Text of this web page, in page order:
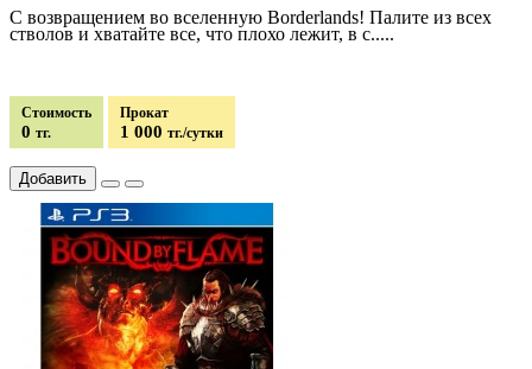
С возвращением во вселенную Borderlands! Палите из всех
стволов и хватайте все, что плохо лежит, в с.....
Стоимость
0 тг.
Прокат
1 000 тг./сутки
Добавить